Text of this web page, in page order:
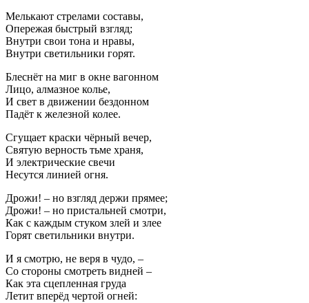
Мелькают стрелами составы,
Опережая быстрый взгляд;
Внутри свои тона и нравы,
Внутри светильники горят.
Блеснёт на миг в окне вагонном
Лицо, алмазное колье,
И свет в движении бездонном
Падёт к железной колее.
Сгущает краски чёрный вечер,
Святую верность тьме храня,
И электрические свечи
Несутся линией огня.
Дрожи! – но взгляд держи прямее;
Дрожи! – но пристальней смотри,
Как с каждым стуком злей и злее
Горят светильники внутри.
И я смотрю, не веря в чудо, –
Со стороны смотреть видней –
Как эта сцепленная груда
Летит вперёд чертой огней: